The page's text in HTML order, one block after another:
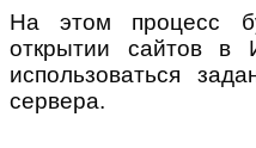
На этом процесс
открытии сайтов в
использоваться
сервера.